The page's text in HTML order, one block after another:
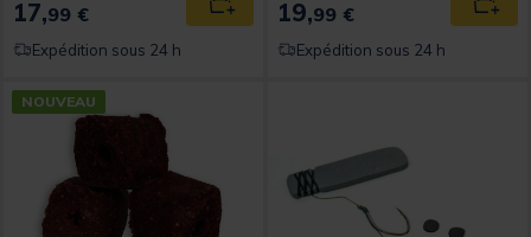
17,99 € Ajouter au panier
Expédition sous 24 h
19,99 €
Expédition sous 24 h
NOUVEAU